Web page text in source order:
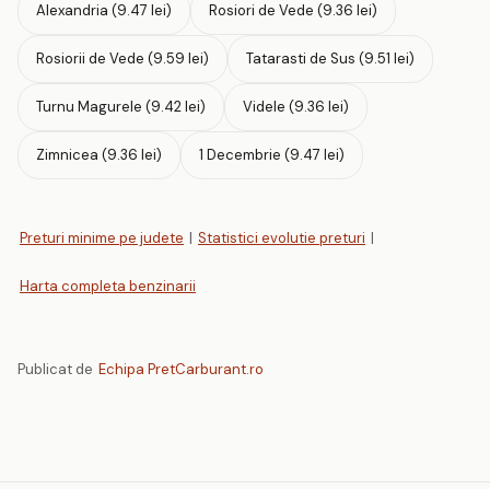
Alexandria (9.47 lei) Rosiori de Vede (9.36 lei)
Rosiorii de Vede (9.59 lei) Tatarasti de Sus (9.51 lei)
Turnu Magurele (9.42 lei) Videle (9.36 lei)
Zimnicea (9.36 lei) 1 Decembrie (9.47 lei)
Preturi minime pe judete | Statistici evolutie preturi |
Harta completa benzinarii
Publicat de Echipa PretCarburant.ro